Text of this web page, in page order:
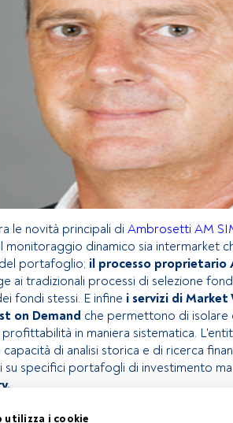
utilizza i cookie
ra le novità principali di Ambrosetti AM
il monitoraggio dinamico sia intermarket
del portafoglio; il processo proprietario
ai tradizionali processi di selezione
fondi stessi. E infine i servizi di
on Demand che permettono di
in maniera sistematica.
di analisi storica e di ricerca
su specifici portafogli di investimento